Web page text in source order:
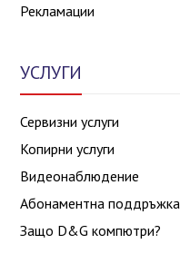
Рекламации
УСЛУГИ
Сервизни услуги
Копирни услуги
Видеонаблюдение
Абонаментна поддръжка
Защо D&G компютри?